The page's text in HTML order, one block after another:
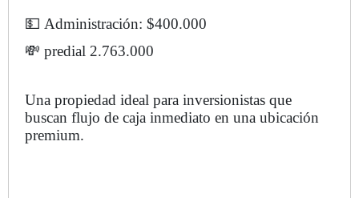
💵 Administración: $400.000
💸 predial 2.763.000
Una propiedad ideal para inversionistas que
buscan flujo de caja inmediato en una ubicación
premium.